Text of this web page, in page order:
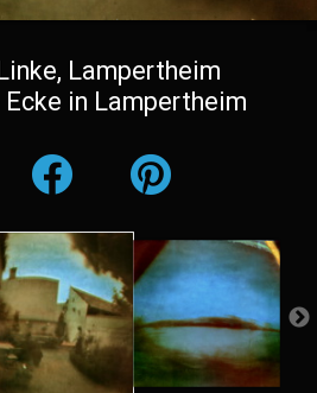
Lampertheim
in Lampertheim